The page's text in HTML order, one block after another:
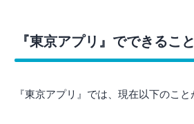
『東京アプリ』でできること
『東京アプリ』では、現在以下のこと